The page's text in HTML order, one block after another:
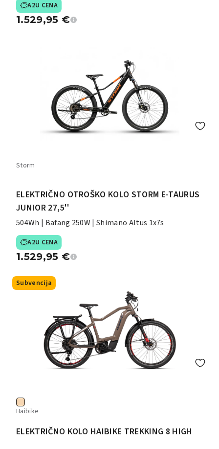
A2U CENA
1.529,95 €
Storm
ELEKTRIČNO OTROŠKO KOLO STORM E-TAURUS
JUNIOR 27,5''
504Wh | Bafang 250W | Shimano Altus 1x7s
A2U CENA
1.529,95 €
Subvencija
Haibike
ELEKTRIČNO KOLO HAIBIKE TREKKING 8 HIGH